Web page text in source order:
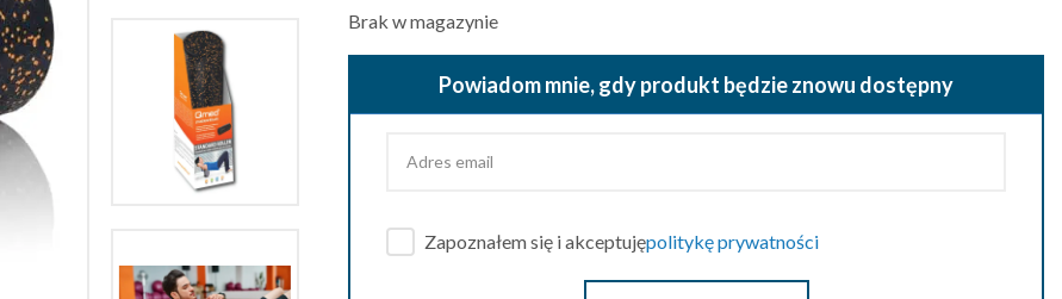
Brak w magazynie
Powiadom mnie, gdy produkt będzie znowu dostępny
Zapoznałem się i akceptujępolitykę prywatności